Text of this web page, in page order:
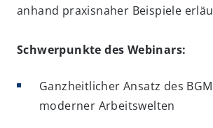
anhand praxisnaher Beispiele
Schwerpunkte des Webinars:
Ganzheitlicher Ansatz des
moderner Arbeitswelten